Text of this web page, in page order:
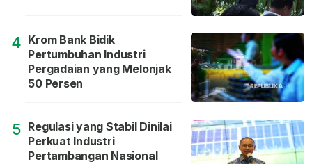
4 Krom Bank Bidik
Pertumbuhan Industri
Pergadaian yang Melonjak
50 Persen
5 Regulasi yang Stabil Dinilai
Perkuat Industri
Pertambangan Nasional